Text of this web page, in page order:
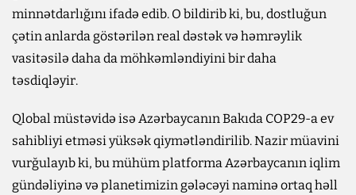
minnətdarlığını ifadə edib. O bildirib ki, bu, dostluğun
çətin anlarda göstərilən real dəstək və həmrəylik
vasitəsilə daha da möhkəmləndiyini bir daha
təsdiqləyir.
Qlobal müstəvidə isə Azərbaycanın Bakıda COP29-a ev
sahibliyi etməsi yüksək qiymətləndirilib. Nazir müavini
vurğulayıb ki, bu mühüm platforma Azərbaycanın iqlim
gündəliyinə və planetimizin gələcəyi naminə ortaq həll